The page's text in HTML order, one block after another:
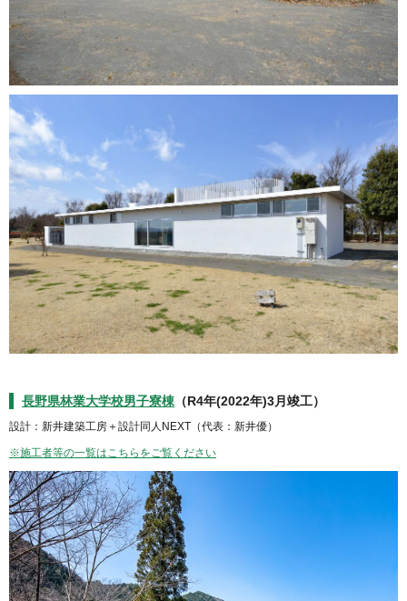
長野県林業大学校男子寮棟（R4年(2022年)3月竣工）
設計：新井建築工房＋設計同人NEXT（代表：新井優）
※施工者等の一覧はこちらをご覧ください